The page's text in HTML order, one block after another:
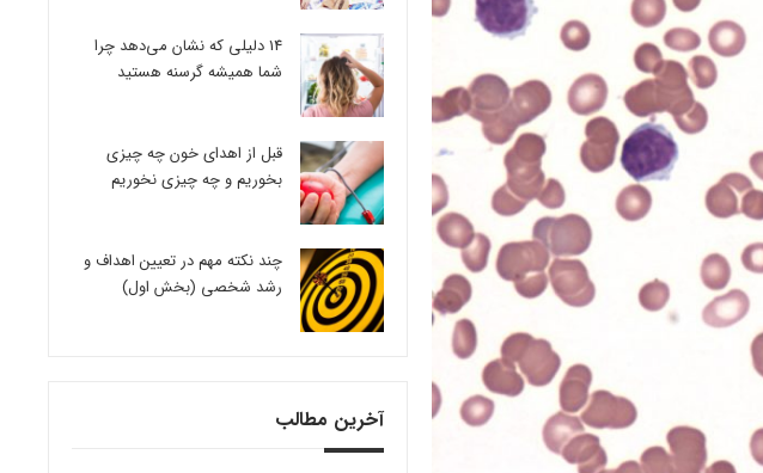
14 دلیلی که نشان می‌دهد چرا
شما همیشه گرسنه هستید
قبل از اهدای خون چه چیزی
بخوریم و چه چیزی نخوریم
چند نکته مهم در تعیین اهداف و
رشد شخصی (بخش اول)
آخرین مطالب